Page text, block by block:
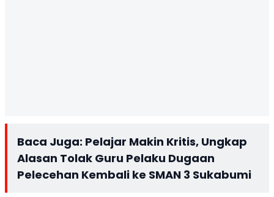
Baca Juga: Pelajar Makin Kritis, Ungkap
Alasan Tolak Guru Pelaku Dugaan
Pelecehan Kembali ke SMAN 3 Sukabumi